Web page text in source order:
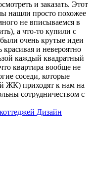
и заказать. Этот
нашли просто похожее
не вписываемся в
а что-то купили с
очень крутые идеи
и невероятно
каждый квадратный
квартира вообще не
соседи, которые
ЖК) приходят к нам на
сотрудничеством с
Дизайн